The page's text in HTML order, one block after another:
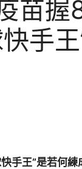
苗握
手
手王”是若何練